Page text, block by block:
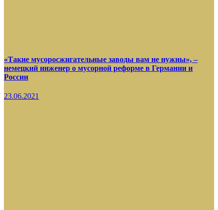
«Такие мусоросжигательные заводы вам не нужны», –
немецкий инженер о мусорной реформе в Германии и
России
23.06.2021